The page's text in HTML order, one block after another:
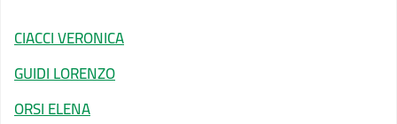
CIACCI VERONICA
GUIDI LORENZO
ORSI ELENA